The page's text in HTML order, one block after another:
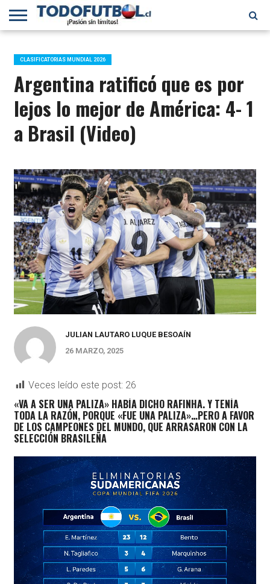
PRIMERA
B
SELECCIÓN
CHILENA
CHILENOS
EN EL
MUNDO
FÚTBOL
INTERNACIONAL
CLASIFICATORIAS MUNDIAL 2026
Argentina ratificó que es por
lejos lo mejor de América: 4- 1
a Brasil (Video)
JULIAN LAUTARO LUQUE BESOAÍN
26 MARZO, 2025
Veces leído este post: 26
«VA A SER UNA PALIZA» HABÍA DICHO RAFINHA. Y TENÍA
TODA LA RAZÓN, PORQUE «FUE UNA PALIZA»…PERO A FAVOR
DE LOS CAMPEONES DEL MUNDO, QUE ARRASARON CON LA
SELECCIÓN BRASILEÑA